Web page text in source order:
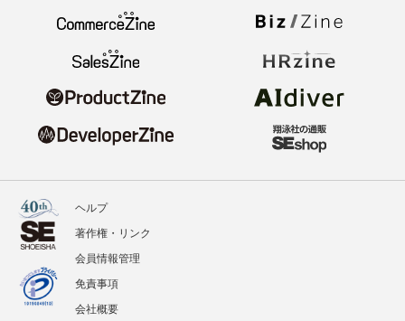
ヘルプ
著作権・リンク
会員情報管理
免責事項
会社概要